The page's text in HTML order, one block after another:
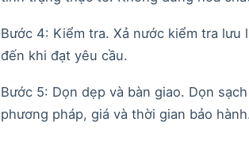
Bước 4: Kiểm tra. Xả nước kiểm tra
đến khi đạt yêu cầu.
Bước 5: Dọn dẹp và bàn giao. Dọn
phương pháp, giá và thời gian bảo hành.